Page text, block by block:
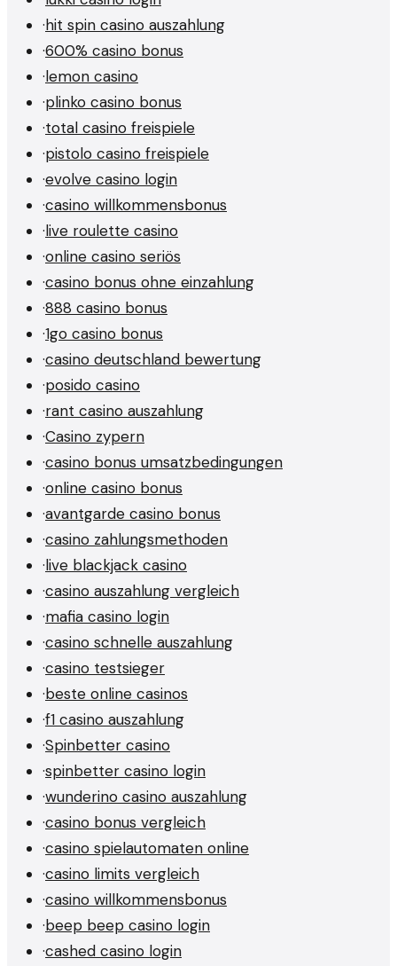
·hit spin casino auszahlung
·600% casino bonus
·lemon casino
·plinko casino bonus
·total casino freispiele
·pistolo casino freispiele
·evolve casino login
·casino willkommensbonus
·live roulette casino
·online casino seriös
·casino bonus ohne einzahlung
·888 casino bonus
·1go casino bonus
·casino deutschland bewertung
·posido casino
·rant casino auszahlung
·Casino zypern
·casino bonus umsatzbedingungen
·online casino bonus
·avantgarde casino bonus
·casino zahlungsmethoden
·live blackjack casino
·casino auszahlung vergleich
·mafia casino login
·casino schnelle auszahlung
·casino testsieger
·beste online casinos
·f1 casino auszahlung
·Spinbetter casino
·spinbetter casino login
·wunderino casino auszahlung
·casino bonus vergleich
·casino spielautomaten online
·casino limits vergleich
·casino willkommensbonus
·beep beep casino login
·cashed casino login